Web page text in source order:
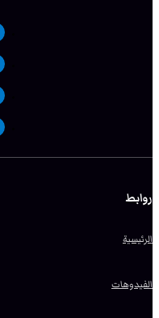
روابط
الرئيسية
الفيدوهات